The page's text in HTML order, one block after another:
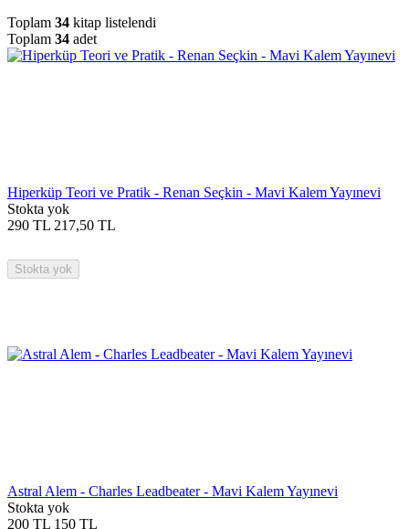
Toplam 34 kitap listelendi
Toplam 34 adet
Hiperküp Teori ve Pratik - Renan Seçkin - Mavi Kalem Yayınevi
Stokta yok
290 TL 217,50 TL
Stokta yok
Astral Alem - Charles Leadbeater - Mavi Kalem Yayınevi
Stokta yok
200 TL 150 TL